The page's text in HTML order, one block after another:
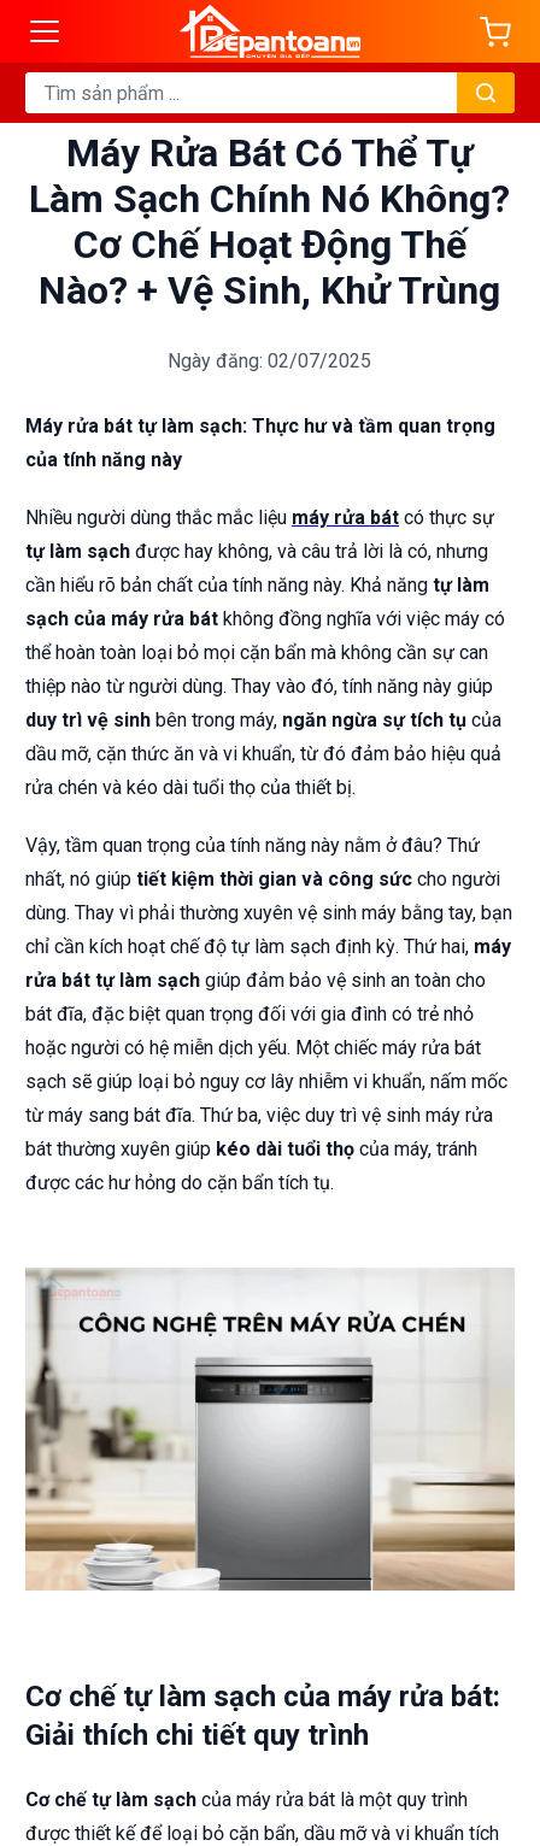
Máy Rửa Bát Có Thể Tự
Làm Sạch Chính Nó Không?
Cơ Chế Hoạt Động Thế
Nào? + Vệ Sinh, Khử Trùng
Ngày đăng: 02/07/2025
Máy rửa bát tự làm sạch: Thực hư và tầm quan trọng
của tính năng này
Nhiều người dùng thắc mắc liệu máy rửa bát có thực sự
tự làm sạch được hay không, và câu trả lời là có, nhưng
cần hiểu rõ bản chất của tính năng này. Khả năng tự làm
sạch của máy rửa bát không đồng nghĩa với việc máy có
thể hoàn toàn loại bỏ mọi cặn bẩn mà không cần sự can
thiệp nào từ người dùng. Thay vào đó, tính năng này giúp
duy trì vệ sinh bên trong máy, ngăn ngừa sự tích tụ của
dầu mỡ, cặn thức ăn và vi khuẩn, từ đó đảm bảo hiệu quả
rửa chén và kéo dài tuổi thọ của thiết bị.
Vậy, tầm quan trọng của tính năng này nằm ở đâu? Thứ
nhất, nó giúp tiết kiệm thời gian và công sức cho người
dùng. Thay vì phải thường xuyên vệ sinh máy bằng tay, bạn
chỉ cần kích hoạt chế độ tự làm sạch định kỳ. Thứ hai, máy
rửa bát tự làm sạch giúp đảm bảo vệ sinh an toàn cho
bát đĩa, đặc biệt quan trọng đối với gia đình có trẻ nhỏ
hoặc người có hệ miễn dịch yếu. Một chiếc máy rửa bát
sạch sẽ giúp loại bỏ nguy cơ lây nhiễm vi khuẩn, nấm mốc
từ máy sang bát đĩa. Thứ ba, việc duy trì vệ sinh máy rửa
bát thường xuyên giúp kéo dài tuổi thọ của máy, tránh
được các hư hỏng do cặn bẩn tích tụ.
Cơ chế tự làm sạch của máy rửa bát:
Giải thích chi tiết quy trình
Cơ chế tự làm sạch của máy rửa bát là một quy trình
được thiết kế để loại bỏ cặn bẩn, dầu mỡ và vi khuẩn tích